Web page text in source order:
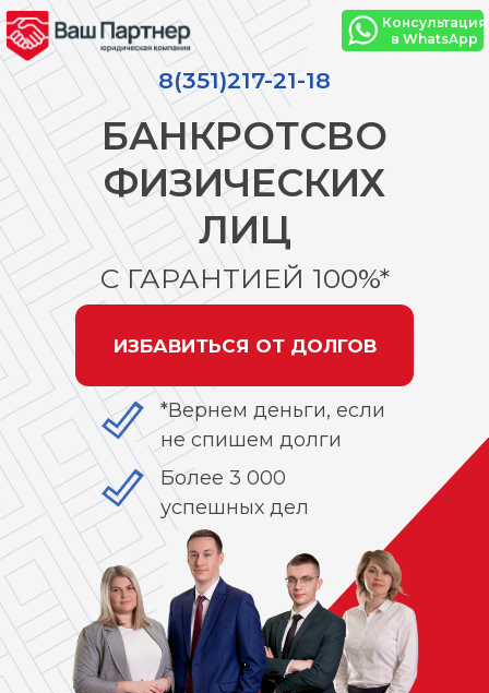
БАНКРОТСВО
ФИЗИЧЕСКИХ
ЛИЦ
ИЗБАВИТЬСЯ ОТ ДОЛГОВ
8(351)217-21-18
С ГАРАНТИЕЙ 100%*
Консультация
в WhatsApp
*Вернем деньги, если
не спишем долги
Более 3 000
успешных дел